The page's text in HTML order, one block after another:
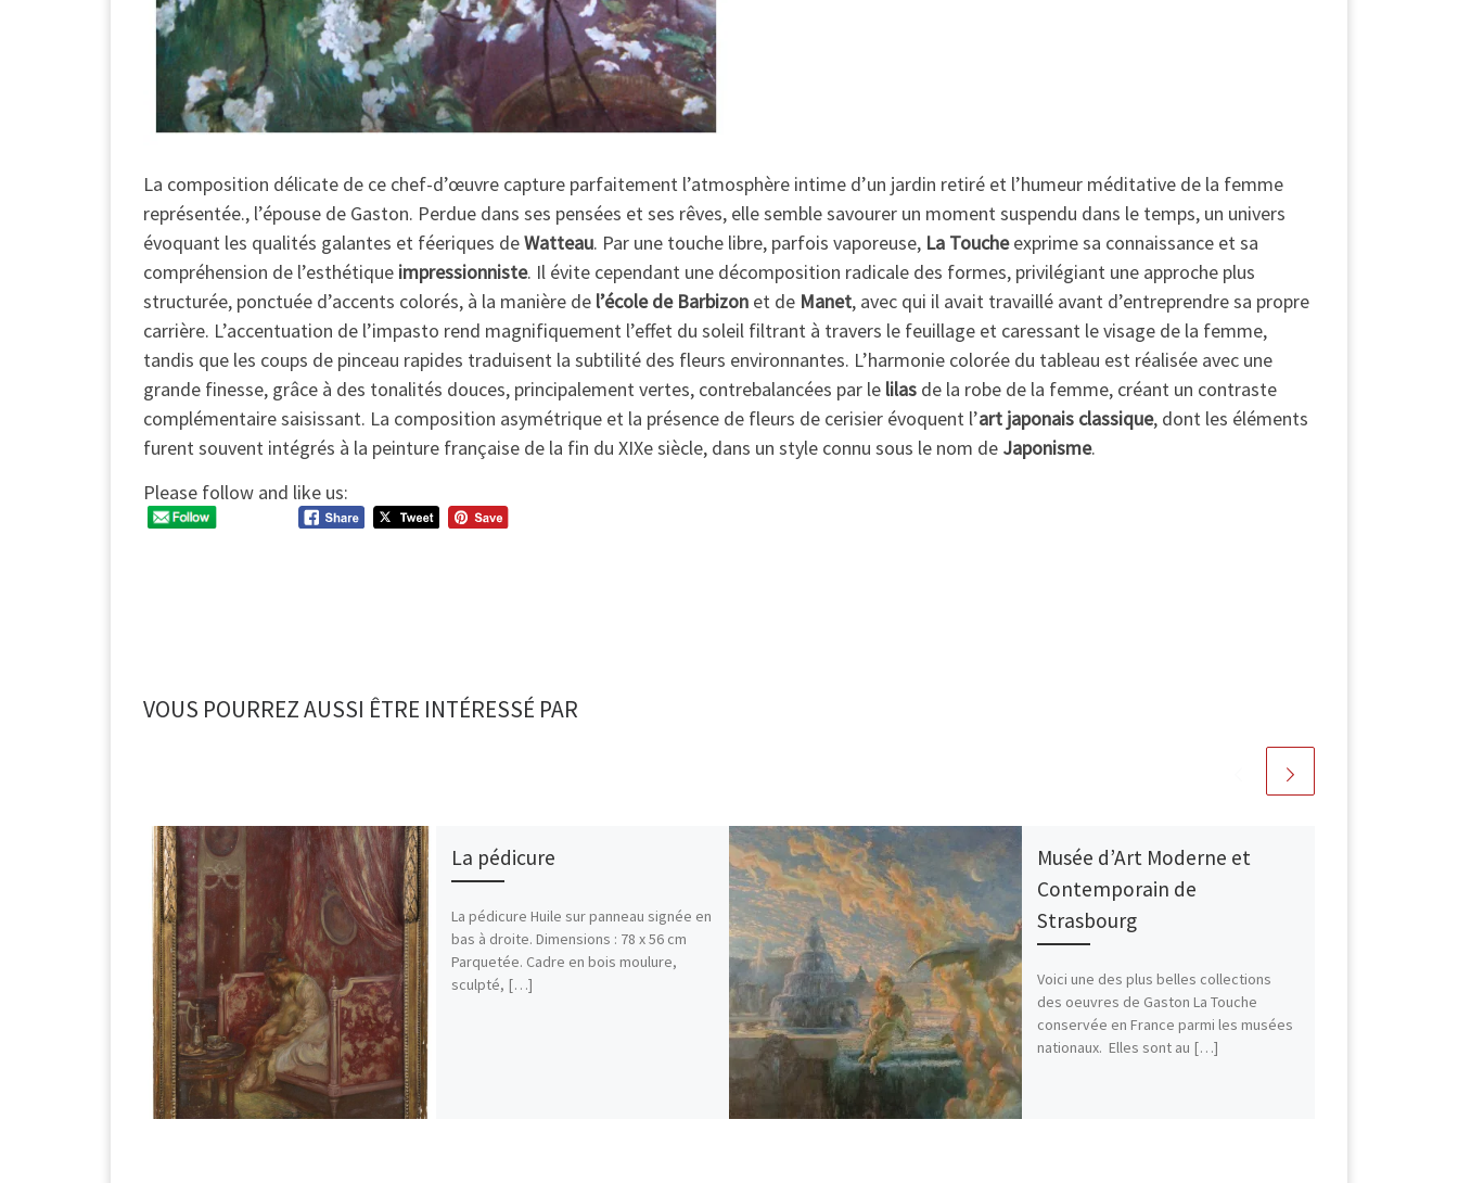
La composition délicate de ce chef-d’œuvre capture parfaitement l’atmosphère intime d’un jardin retiré et l’humeur méditative de la femme
représentée., l’épouse de Gaston. Perdue dans ses pensées et ses rêves, elle semble savourer un moment suspendu dans le temps, un univers
évoquant les qualités galantes et féeriques deWatteau. Par une touche libre, parfois vaporeuse, La Toucheexprime sa connaissance et sa
compréhension de l’esthétique impressionniste. Il évite cependant une décomposition radicale des formes, privilégiant une approche plus
structurée, ponctuée d’accents colorés, à la manière de l’école de Barbizon et de Manet, avec qui il avait travaillé avant d’entreprendre sa propre
carrière. L’accentuation de l’impasto rend magnifiquement l’effet du soleil filtrant à travers le feuillage et caressant le visage de la femme,
tandis que les coups de pinceau rapides traduisent la subtilité des fleurs environnantes. L’harmonie colorée du tableau est réalisée avec une
grande finesse, grâce à des tonalités douces, principalement vertes, contrebalancées par le lilas de la robe de la femme, créant un contraste
complémentaire saisissant. La composition asymétrique et la présence de fleurs de cerisier évoquent l’art japonais classique, dont les éléments
furent souvent intégrés à la peinture française de la fin du XIXe siècle, dans un style connu sous le nom de Japonisme.
Please follow and like us:
VOUS POURREZ AUSSI ÊTRE INTÉRESSÉ PAR
La pédicure
La pédicure Huile sur panneau signée en
bas à droite. Dimensions : 78 x 56 cm
Parquetée. Cadre en bois moulure,
sculpté, […]
Musée d’Art Moderne et
Contemporain de
Strasbourg
Voici une des plus belles collections
des oeuvres de Gaston La Touche
conservée en France parmi les musées
nationaux. Elles sont au […]